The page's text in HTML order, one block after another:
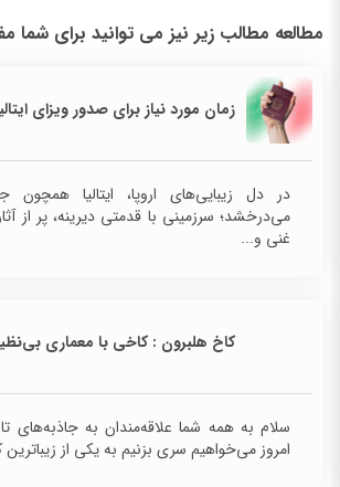
مطالعه مطالب زیر نیز می توانید برای شما
زمان مورد نیاز برای صدور ویزای
در دل زیبایی‌های اروپا، ایتالیا
می‌درخشد؛ سرزمینی با قدمتی دیرینه، پر از
غنی و...
کاخ هلبرون : کاخی با معماری
سلام به همه شما علاقه‌مندان به
معماری. امروز می‌خواهیم سری بزنیم به یکی از